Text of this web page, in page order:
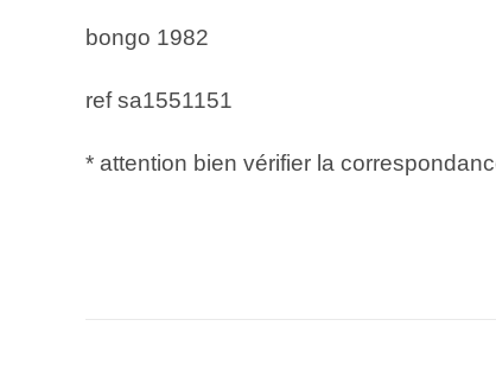
bongo 1982
ref sa1551151
* attention bien vérifier la